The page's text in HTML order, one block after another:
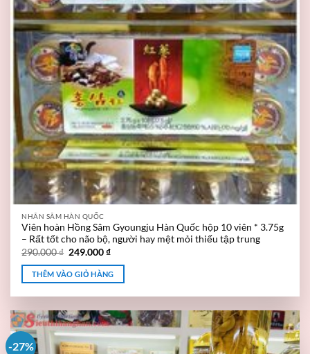
NHÂN SÂM HÀN QUỐC
Viên hoàn Hồng Sâm Gyoungju Hàn Quốc hộp 10 viên * 3.75g
– Rất tốt cho não bộ, người hay mệt mỏi thiếu tập trung
290.000₫ 249.000₫
THÊM VÀO GIỎ HÀNG
-27%